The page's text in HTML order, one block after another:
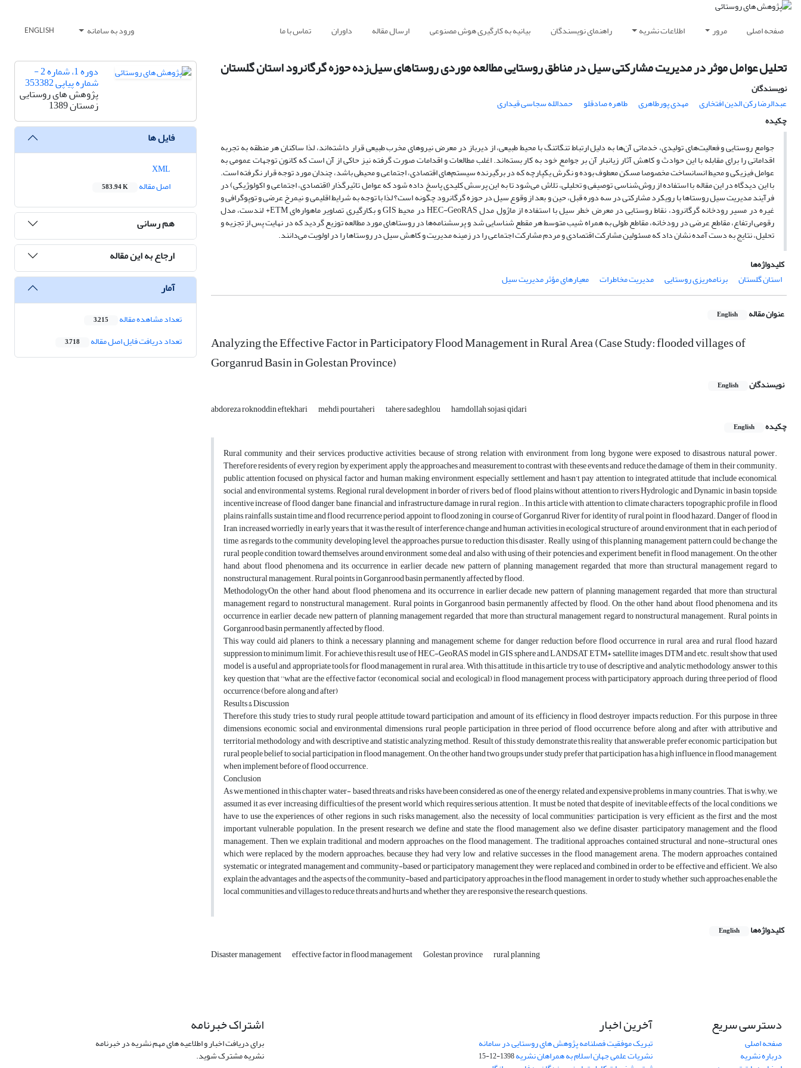
صفحه اصلی مرور اطلاعات نشریه راهنمای نویسندگان بیانیه به کارگیری هوش مصنوعی ارسال مقاله داوران تماس با ما ورود به سامانه ENGLISH
تحلیل عوامل موثر در مدیریت مشارکتی سیل در مناطق روستایی مطالعه موردی روستاهای سیل‌زده حوزه گرگانرود استان گلستان
نویسندگان
عبدالرضا رکن الدین افتخاری
مهدی پورطاهری طاهره صادقلو
حمدالله سجاسی قیداری
چکیده
جوامع روستایی و فعالیت‌های تولیدی، خدماتی آن‌ها به دلیل ارتباط تنگاتنگ با محیط طبیعی، از دیرباز در معرض نیروهای مخرب طبیعی قرار داشته‌اند، لذا ساکنان هر منطقه به تجربه
اقداماتی را برای مقابله با این حوادث و کاهش آثار زیانبار آن بر جوامع خود به کار بسته‌اند. اغلب مطالعات و اقدامات صورت گرفته نیز حاکی از آن است که کانون توجهات عمومی به
عوامل فیزیکی و محیط انسانساخت مخصوصا مسکن معطوف بوده و نگرش یکپارچه که در برگیرنده سیستم‌های اقتصادی، اجتماعی و محیطی باشد، چندان مورد توجه قرار نگرفته است.
با این دیدگاه در این مقاله با استفاده از روش‌شناسی توصیفی و تحلیلی، تلاش می‌شود تا به این پرسش کلیدی پاسخ داده شود که عوامل تاثیرگذار (اقتصادی، اجتماعی و اکولوژیکی) در
فرآیند مدیریت سیل روستاها با رویکرد مشارکتی در سه دوره قبل، حین و بعد از وقوع سیل در حوزه گرگانرود چگونه است؟ لذا با توجه به شرایط اقلیمی و نیمرخ عرضی و توپوگرافی و
غیره در مسیر رودخانه گرگانرود، نقاط روستایی در معرض خطر سیل با استفاده از ماژول مدل HEC-GeoRAS در محیط GIS و بکارگیری تصاویر ماهواره‌ای ETM+ لندست، مدل
رقومی ارتفاع، مقاطع عرضی در رودخانه، مقاطع طولی به همراه شیب متوسط هر مقطع شناسایی شد و پرسشنامه‌ها در روستاهای مورد مطالعه توزیع گردید که در نهایت پس از تجزیه و
تحلیل، نتایج به دست آمده نشان داد که مسئولین مشارکت اقتصادی و مردم مشارکت اجتماعی را در زمینه مدیریت و کاهش سیل در روستاها را در اولویت می‌دانند.
کلیدواژه‌ها
استان گلستان
برنامه‌ریزی روستایی مدیریت مخاطرات معیارهای مؤثر مدیریت سیل
عنوان مقاله English
Analyzing the Effective Factor in Participatory Flood Management in Rural Area (Case Study: flooded villages of
Gorganrud Basin in Golestan Province)
نویسندگان English
abdoreza roknoddin eftekhari mehdi pourtaheri tahere sadeghlou
hamdollah sojasi qidari
چکیده
English
Rural community and their services, productive activities, because of strong relation with environment, from long bygone were exposed to disastrous natural power.
Therefore residents of every region by experiment, apply the approaches and measurement to contrast with these events and reduce the damage of them in their community.
public attention focused on physical factor and human making environment, especially settlement and hasn’t pay attention to integrated attitude that include economical,
social and environmental systems. Regional rural development in border of rivers, bed of flood plains without attention to rivers Hydrologic and Dynamic in basin topside,
incentive increase of flood danger, bane, financial and infrastructure damage in rural region.. In this article with attention to climate characters, topographic profile in flood
plains, rainfalls sustain time and flood recurrence period, appoint to flood zoning in course of Gorganrud River for identity of rural point in flood hazard. Danger of flood in
Iran, increased worriedly in early years, that it was the result of interference change and human activities in ecological structure of around environment, that in each period of
time, as regards to the community developing level, the approaches pursue to reduction this disaster. Really, using of this planning management pattern could be change the
rural people condition toward themselves around environment, some deal and also with using of their potencies and experiment, benefit in flood management. On the other
hand, about flood phenomena and its occurrence in earlier decade, new pattern of planning management regarded, that more than structural management regard to
nonstructural management. Rural points in Gorganrood basin permanently affected by flood.
MethodologyOn the other hand, about flood phenomena and its occurrence in earlier decade, new pattern of planning management regarded, that more than structural
management regard to nonstructural management. Rural points in Gorganrood basin permanently affected by flood. On the other hand, about flood phenomena and its
occurrence in earlier decade, new pattern of planning management regarded, that more than structural management regard to nonstructural management. Rural points in
Gorganrood basin permanently affected by flood.
This way could aid planers to think a necessary planning and management scheme for danger reduction before flood occurrence in rural area and rural flood hazard
suppression to minimum limit. For achieve this result, use of HEC-GeoRAS model in GIS sphere and LANDSAT ETM+ satellite images, DTM and etc. result show that used
model is a useful and appropriate tools for flood management in rural area. With this attitude, in this article try to use of descriptive and analytic methodology, answer to this
key question that ''what are the effective factor (economical, social and ecological) in flood management process with participatory approach, during three period of flood
occurrence (before, along and after)
Results & Discussion
Therefore, this study tries to study rural people attitude toward participation and amount of its efficiency in flood destroyer impacts reduction. For this purpose, in three
dimensions, economic, social and environmental dimensions, rural people participation in three period of flood occurrence, before, along and after, with attributive and
territorial methodology and with descriptive and statistic analyzing method. Result of this study demonstrate this reality that answerable prefer economic participation, but
rural people belief to social participation in flood management. On the other hand two groups under study prefer that participation has a high influence in flood management,
when implement before of flood occurrence.
Conclusion
As we mentioned in this chapter, water- based threats and risks have been considered as one of the energy related and expensive problems in many countries. That is why; we
assumed it as ever increasing difficulties of the present world which requires serious attention. It must be noted that despite of inevitable effects of the local conditions, we
have to use the experiences of other regions in such risks management; also, the necessity of local communities' participation is very efficient as the first and the most
important vulnerable population. In the present research we define and state the flood management, also we define disaster, participatory management and the flood
management. Then we explain traditional and modern approaches on the flood management. The traditional approaches contained structural and none-structural ones
which were replaced by the modern approaches; because they had very low and relative successes in the flood management arena. The modern approaches contained
systematic or integrated management and community-based or participatory management they were replaced and combined in order to be effective and efficient. We also
explain the advantages and the aspects of the community-based and participatory approaches in the flood management, in order to study whether such approaches enable the
local communities and villages to reduce threats and hurts and whether they are responsive the research questions.
کلیدواژه‌ها English
Disaster management effective factor in flood management Golestan province rural planning
دوره 1، شماره 2 -
شماره پیاپی 353382
پژوهش های روستایی
زمستان 1389
فایل ها
اصل مقاله
583.94 K
هم رسانی
ارجاع به این مقاله
آمار
تعداد مشاهده مقاله 3,215
تعداد دریافت فایل اصل مقاله 3,718
دسترسی سریع
صفحه اصلی
درباره نشریه
آخرین اخبار
تبریک موفقیت فصلنامه پژوهش های روستایی در سامانه
نشریات علمی جهان اسلام به همراهان نشریه1398-12-15
اشتراک خبرنامه
برای دریافت اخبار و اطلاعیه های مهم نشریه در خبرنامه
نشریه مشترک شوید.